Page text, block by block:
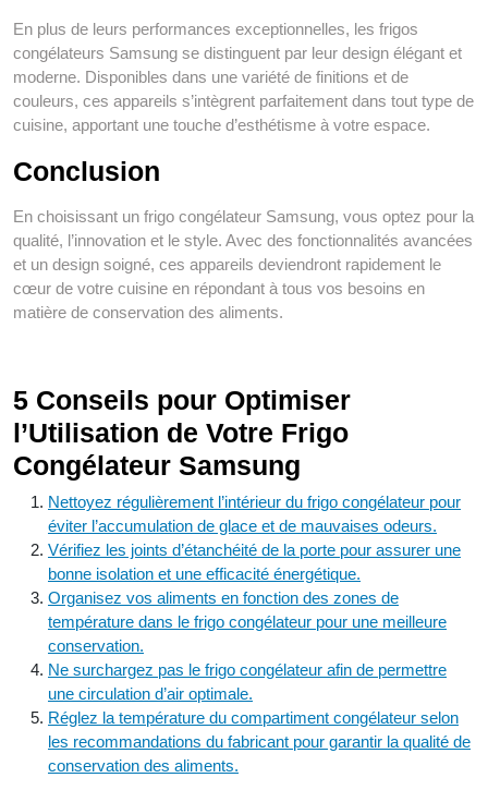
En plus de leurs performances exceptionnelles, les frigos
congélateurs Samsung se distinguent par leur design élégant et
moderne. Disponibles dans une variété de finitions et de
couleurs, ces appareils s’intègrent parfaitement dans tout type de
cuisine, apportant une touche d’esthétisme à votre espace.
Conclusion
En choisissant un frigo congélateur Samsung, vous optez pour la
qualité, l’innovation et le style. Avec des fonctionnalités avancées
et un design soigné, ces appareils deviendront rapidement le
cœur de votre cuisine en répondant à tous vos besoins en
matière de conservation des aliments.
5 Conseils pour Optimiser
l’Utilisation de Votre Frigo
Congélateur Samsung
Nettoyez régulièrement l’intérieur du frigo congélateur pour
éviter l’accumulation de glace et de mauvaises odeurs.
Vérifiez les joints d’étanchéité de la porte pour assurer une
bonne isolation et une efficacité énergétique.
Organisez vos aliments en fonction des zones de
température dans le frigo congélateur pour une meilleure
conservation.
Ne surchargez pas le frigo congélateur afin de permettre
une circulation d’air optimale.
Réglez la température du compartiment congélateur selon
les recommandations du fabricant pour garantir la qualité de
conservation des aliments.